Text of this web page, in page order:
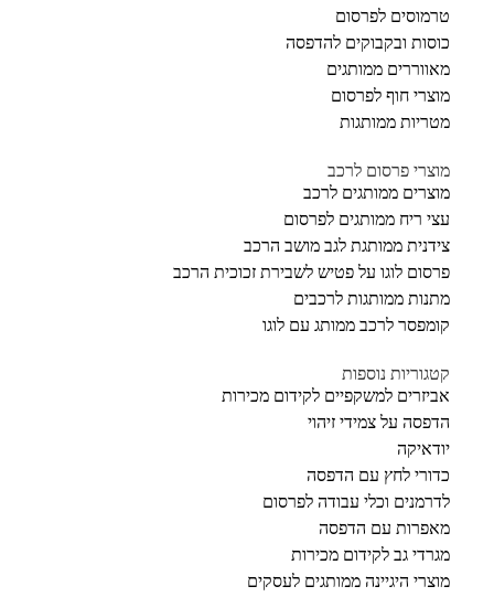
טרמוסים לפרסום
כוסות ובקבוקים להדפסה
מאווררים ממותגים
מוצרי חוף לפרסום
מטריות ממותגות
מוצרי פרסום לרכב
מוצרים ממותגים לרכב
עצי ריח ממותגים לפרסום
צידנית ממותגת לגב מושב הרכב
פרסום לוגו על פטיש לשבירת זכוכית הרכב
מתנות ממותגות לרכבים
קומפסר לרכב ממותג עם לוגו
קטגוריות נוספות
אביזרים למשקפיים לקידום מכירות
הדפסה על צמידי זיהוי
יודאיקה
כדורי לחץ עם הדפסה
לדרמנים וכלי עבודה לפרסום
מאפרות עם הדפסה
מגרדי גב לקידום מכירות
מוצרי היגיינה ממותגים לעסקים